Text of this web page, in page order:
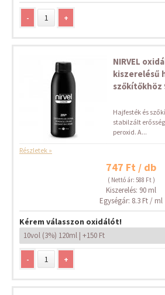
- +
NIRVEL
kiszerelésű
szőkítőkhöz
Hajfesték és
stabilzált
peroxid. A...
Részletek »
747 Ft / db
( Nettó ár: 588 Ft )
Kiszerelés: 90 ml
Egységár: 8.3 Ft / ml
Kérem válasszon oxidálót!
- +